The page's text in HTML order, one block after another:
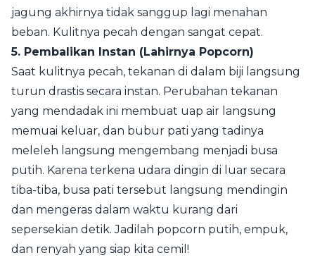
jagung akhirnya tidak sanggup lagi menahan
beban. Kulitnya pecah dengan sangat cepat.
5. Pembalikan Instan (Lahirnya Popcorn)
Saat kulitnya pecah, tekanan di dalam biji langsung
turun drastis secara instan. Perubahan tekanan
yang mendadak ini membuat uap air langsung
memuai keluar, dan bubur pati yang tadinya
meleleh langsung mengembang menjadi busa
putih. Karena terkena udara dingin di luar secara
tiba-tiba, busa pati tersebut langsung mendingin
dan mengeras dalam waktu kurang dari
sepersekian detik. Jadilah popcorn putih, empuk,
dan renyah yang siap kita cemil!